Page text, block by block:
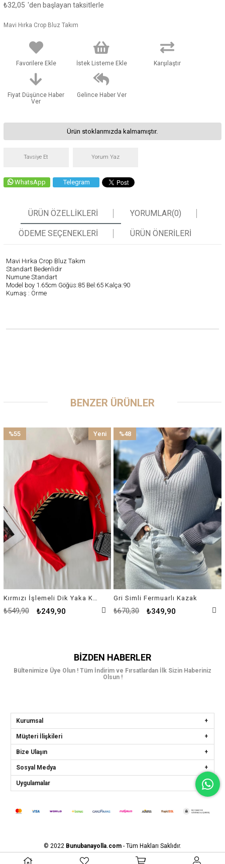
₺32,05 'den başlayan taksitlerle
Mavi Hırka Crop Bluz Takım
Favorilere Ekle İstek Listeme Ekle Karşılaştır
Fiyat Düşünce Haber
Ver
Gelince Haber Ver
Ürün stoklarımızda kalmamıştır.
Tavsiye Et Yorum Yaz
WhatsApp Telegram
ÜRÜN ÖZELLIKLERI YORUMLAR(0)
ÖDEME SEÇENEKLERI ÜRÜN ÖNERILERI
Mavi Hırka Crop Bluz Takım
Standart Bedenlidir
Numune Standart
Model boy 1.65cm Göğüs:85 Bel:65 Kalça:90
Kumaş : Örme
BENZER ÜRÜNLER
₺249,90
₺549,90
%55
%55İndirim
Yeni
Gri Simli Fermuarlı Kazak
₺349,90
₺670,30
%48
İndirim
%48İndirim
BIZDEN HABERLER
Bültenimize Üye Olun ! Tüm İndirim ve Fırsatlardan İlk Sizin Haberiniz
Olsun !
Kurumsal
Müşteri İlişkileri
Bize Ulaşın
Sosyal Medya
Uygulamalar
© 2022 Bunubanayolla.com- Tüm Hakları Saklıdır.